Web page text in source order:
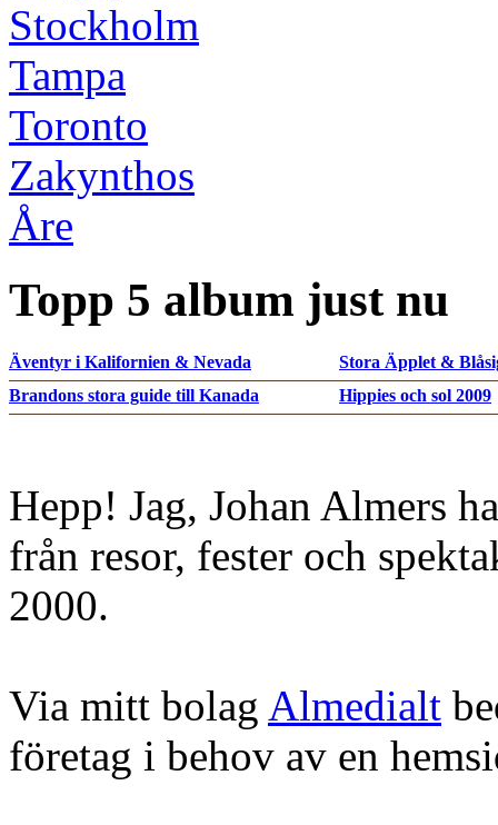
Stockholm
Tampa
Toronto
Zakynthos
Åre
Topp 5 album just nu
Äventyr i Kalifornien & Nevada
Stora Äpplet &
Brandons stora guide till Kanada
Hippies och sol 2009
Hepp! Jag, Johan Almers
från resor, fester och
2000.
Via mitt bolag Almedialt
företag i behov av en